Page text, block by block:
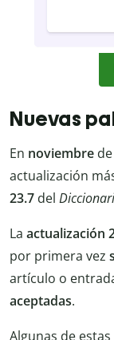
Nuevas
En noviembre de
actualización
23.7 del
La actualización
por primera vez
artículo o
aceptadas.
Algunas de estas